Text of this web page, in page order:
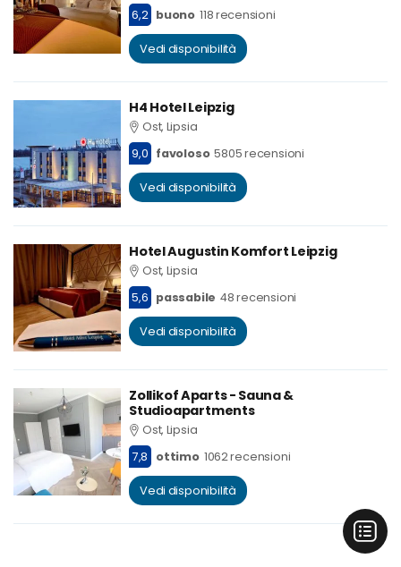
6,2 buono 118 recensioni
Vedi disponibilità
H4 Hotel Leipzig
Ost, Lipsia
9,0 favoloso 5805 recensioni
Vedi disponibilità
Hotel Augustin Komfort Leipzig
Ost, Lipsia
5,6 passabile 48 recensioni
Vedi disponibilità
Zollikof Aparts - Sauna &
Studioapartments
Ost, Lipsia
7,8
ottimo 1062 recensioni
Vedi disponibilità